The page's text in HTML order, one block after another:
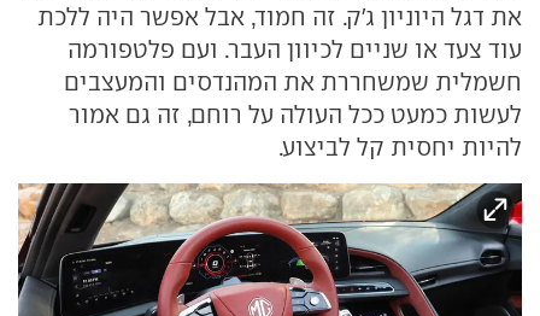
את דגל היוניון ג'ק. זה חמוד, אבל אפשר היה ללכת
עוד צעד או שניים לכיוון העבר. ועם פלטפורמה
חשמלית שמשחררת את המהנדסים והמעצבים
לעשות כמעט ככל העולה על רוחם, זה גם אמור
להיות יחסית קל לביצוע.